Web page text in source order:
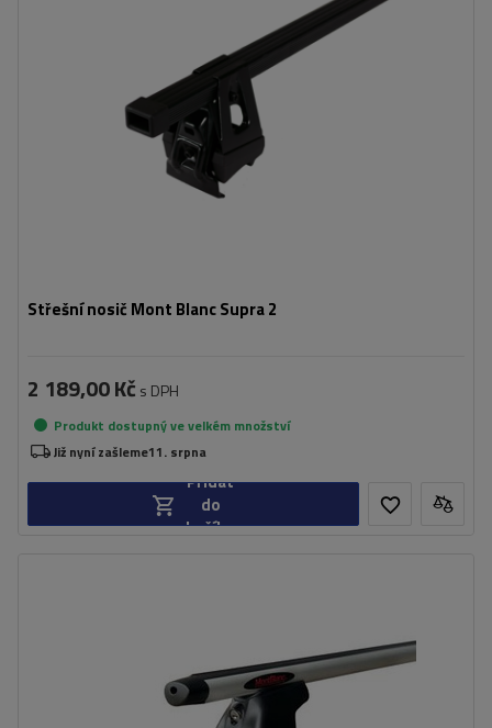
Střešní nosič Mont Blanc Supra 2
2 189,00 Kč s DPH
Produkt dostupný ve velkém množství
Již nyní zašleme11. srpna
Přidat
do
košíku